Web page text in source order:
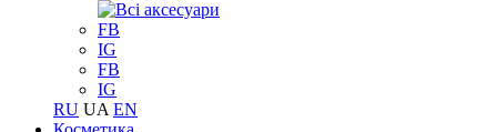
FB
IG
FB
IG
RU UA EN